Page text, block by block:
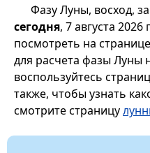
Фазу Луны, восход,
сегодня, 7 августа
посмотреть на странице
для расчета фазы Луны
воспользуйтесь
также, чтобы узнать
смотрите страницу